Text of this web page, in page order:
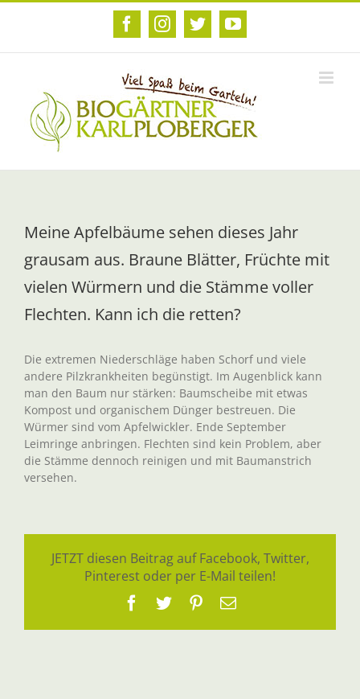
Zum
FacebookInstagram
TwitterYouTube
Meine Apfelbäume sehen dieses Jahr
grausam aus. Braune Blätter, Früchte mit
vielen Würmern und die Stämme voller
Flechten. Kann ich die retten?
Die extremen Niederschläge haben Schorf und viele
andere Pilzkrankheiten begünstigt. Im Augenblick kann
man den Baum nur stärken: Baumscheibe mit etwas
Kompost und organischem Dünger bestreuen. Die
Würmer sind vom Apfelwickler. Ende September
Leimringe anbringen. Flechten sind kein Problem, aber
die Stämme dennoch reinigen und mit Baumanstrich
versehen.
JETZT diesen Beitrag auf Facebook, Twitter,
Pinterest oder per E-Mail teilen!
Facebook
TwitterPinterest
E-